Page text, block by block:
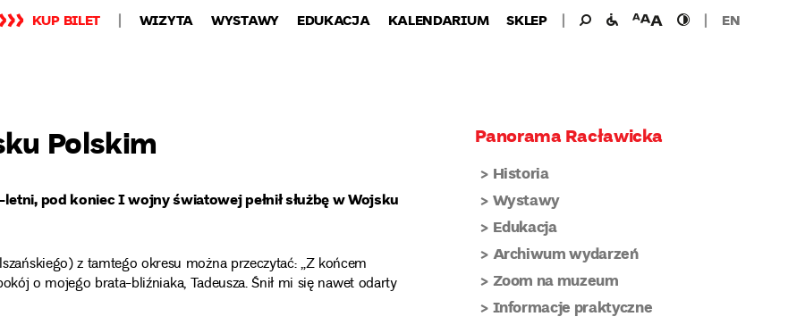
KUP BILET WIZYTA WYSTAWY EDUKACJA KALENDARIUM SKLEP Wyszukaj
Wyszukiwanie
dla:
udogodnieniawielkość
czcionki
wysoki
kontrast
EN
Polskim
pod koniec I wojny światowej pełnił służbę w Wojsku
z tamtego okresu można przeczytać: „Z końcem
o mojego brata-bliźniaka, Tadeusza. Śnił mi się nawet odarty
Panorama Racławicka
Historia
Wystawy
Edukacja
Archiwum wydarzeń
Zoom na muzeum
Informacje praktyczne